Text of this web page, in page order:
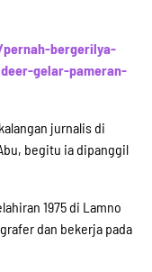
bergerilya-
gelar-pameran-
jurnalis di
begitu ia dipanggil
1975 di Lamno
dan bekerja pada